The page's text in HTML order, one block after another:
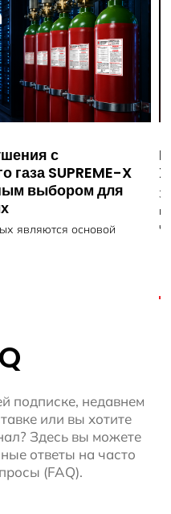
SUPREME-
всего, с помощью
подписке, недавнем
или вы хотите
Здесь вы можете
ответы на часто
(FAQ).